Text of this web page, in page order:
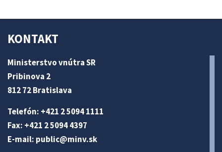
KONTAKT
Ministerstvo vnútra SR
Pribinova 2
812 72 Bratislava
Telefón: +421 2 5094 1111
Fax: +421 2 5094 4397
E-mail: public@minv.sk